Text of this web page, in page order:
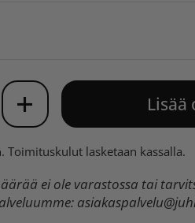
Toimituskulut lasketaan kassalla.
ei ole varastossa tai